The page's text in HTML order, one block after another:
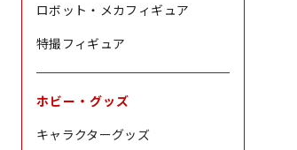
ロボット・メカフィギュア
特撮フィギュア
ホビー・グッズ
キャラクターグッズ